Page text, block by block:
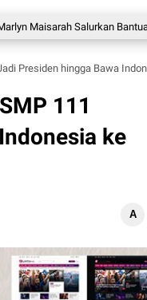
Salurkan Bantuan Air
hingga Bawa Indonesia ke Piala
111
ke
A